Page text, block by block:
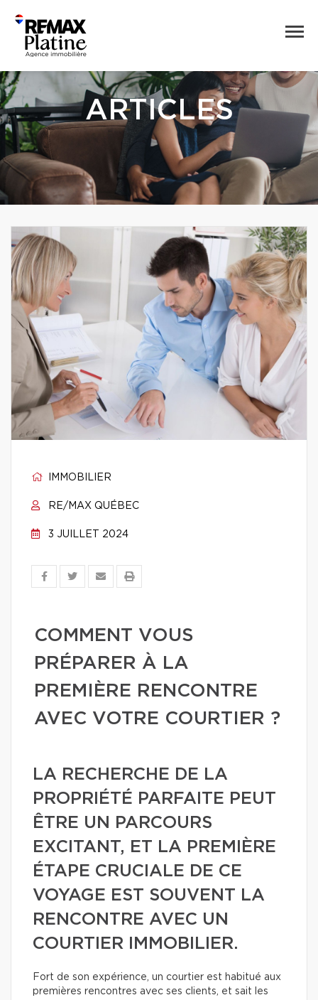
ARTICLES
IMMOBILIER
RE/MAX QUÉBEC
3 JUILLET 2024
COMMENT VOUS
PRÉPARER À LA
PREMIÈRE RENCONTRE
AVEC VOTRE COURTIER ?
LA RECHERCHE DE LA
PROPRIÉTÉ PARFAITE PEUT
ÊTRE UN PARCOURS
EXCITANT, ET LA PREMIÈRE
ÉTAPE CRUCIALE DE CE
VOYAGE EST SOUVENT LA
RENCONTRE AVEC UN
COURTIER IMMOBILIER.
Fort de son expérience, un courtier est habitué aux
premières rencontres avec ses clients, et sait les